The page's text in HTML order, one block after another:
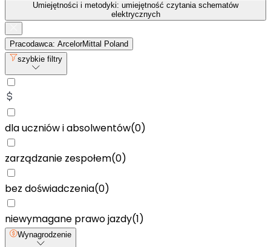
Umiejętności i metodyki: umiejętność czytania schematów
elektrycznych
Pracodawca: ArcelorMittal Poland
szybkie filtry
dla uczniów i absolwentów(0)
zarządzanie zespołem(0)
bez doświadczenia(0)
niewymagane prawo jazdy(1)
Wynagrodzenie